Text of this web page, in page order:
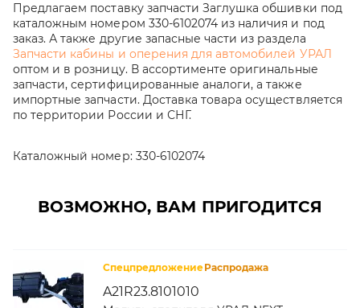
Предлагаем поставку запчасти Заглушка обшивки под
каталожным номером 330-6102074 из наличия и под
заказ. А также другие запасные части из раздела
Запчасти кабины и оперения для автомобилей УРАЛ
оптом и в розницу. В ассортименте оригинальные
запчасти, сертифицированные аналоги, а также
импортные запчасти. Доставка товара осуществляется
по территории России и СНГ.
Каталожный номер: 330-6102074
ВОЗМОЖНО, ВАМ ПРИГОДИТСЯ
СпецпредложениеРаспродажа
A21R23.8101010